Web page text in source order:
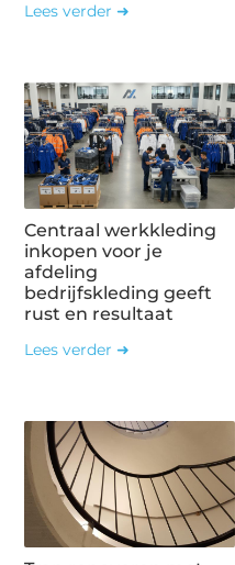
Lees verder ➜
Centraal werkkleding
inkopen voor je
afdeling
bedrijfskleding geeft
rust en resultaat
Lees verder ➜